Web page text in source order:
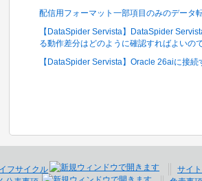
配信用フォーマット一部項目のみのデータ
【DataSpider Servista】DataSpider
る動作差分はどのように確認すればよいの
【DataSpider Servista】Oracle 26aiに接
フサイクル
サイ